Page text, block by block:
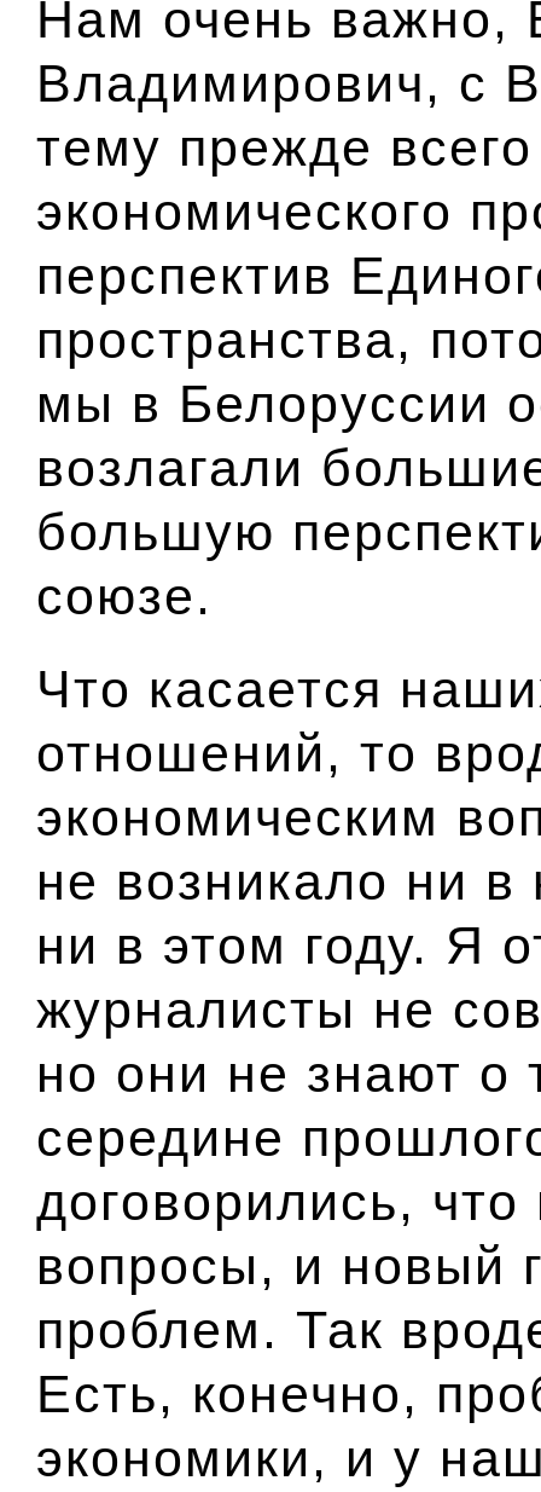
Нам очень важно,
Владимирович, с
тему прежде
экономического
перспектив
пространства,
мы в Белоруссии
возлагали
большую
союзе.
Что касается
отношений, то
экономическим
не возникало ни в
ни в этом году. Я
журналисты не
но они не знают
середине
договорились,
вопросы, и новый
проблем. Так
Есть, конечно,
экономики, и у